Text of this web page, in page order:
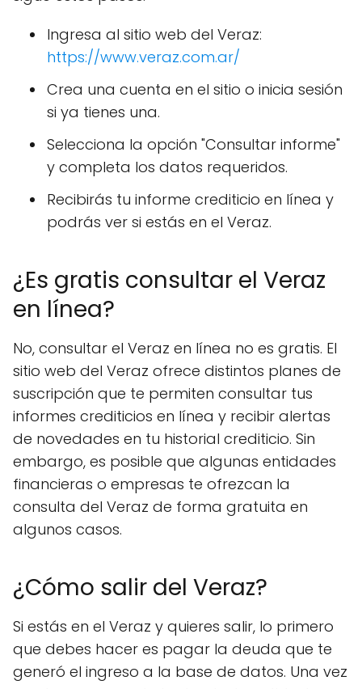
Ingresa al sitio web del Veraz:
https://www.veraz.com.ar/
Crea una cuenta en el sitio o inicia sesión
si ya tienes una.
Selecciona la opción "Consultar informe"
y completa los datos requeridos.
Recibirás tu informe crediticio en línea y
podrás ver si estás en el Veraz.
¿Es gratis consultar el Veraz
en línea?
No, consultar el Veraz en línea no es gratis. El
sitio web del Veraz ofrece distintos planes de
suscripción que te permiten consultar tus
informes crediticios en línea y recibir alertas
de novedades en tu historial crediticio. Sin
embargo, es posible que algunas entidades
financieras o empresas te ofrezcan la
consulta del Veraz de forma gratuita en
algunos casos.
¿Cómo salir del Veraz?
Si estás en el Veraz y quieres salir, lo primero
que debes hacer es pagar la deuda que te
generó el ingreso a la base de datos. Una vez